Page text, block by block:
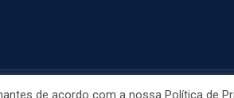
de acordo com a nossa Política de